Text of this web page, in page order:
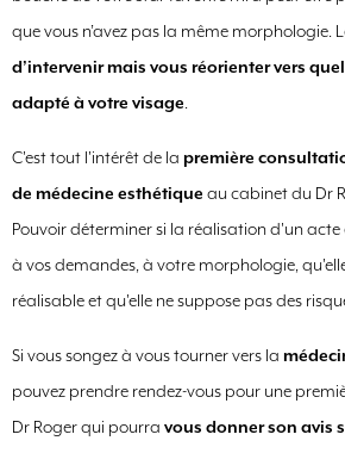
que vous n’avez pas la même morphologie.
d’intervenir mais vous réorienter vers
adapté à votre visage.
C'est tout l'intérêt de la première
de médecine esthétique au cabinet du Dr
Pouvoir déterminer si la réalisation d'un
à vos demandes, à votre morphologie,
réalisable et qu'elle ne suppose pas des
Si vous songez à vous tourner vers la
pouvez prendre rendez-vous pour une
Dr Roger qui pourra vous donner son avis